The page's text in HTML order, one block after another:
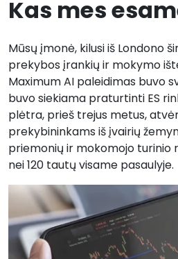
Kas mes
Mūsų įmonė, kilusi iš Londono
prekybos įrankių ir mokymo
Maximum AI paleidimas buvo
buvo siekiama praturtinti ES
plėtra, prieš trejus metus,
prekybininkams iš įvairių
priemonių ir mokomojo turinio
nei 120 tautų visame pasaulyje.